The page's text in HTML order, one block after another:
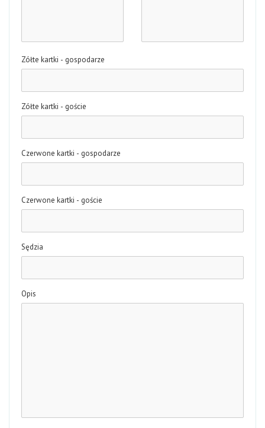
Zółte kartki - gospodarze
Zółte kartki - goście
Czerwone kartki - gospodarze
Czerwone kartki - goście
Sędzia
Opis